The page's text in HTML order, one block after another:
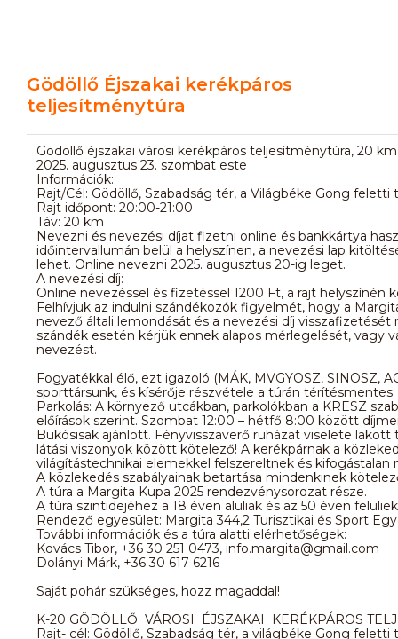
Gödöllő Éjszakai kerékpáros
teljesítménytúra
Gödöllő éjszakai városi kerékpáros teljesítménytúra, 20 km
2025. augusztus 23. szombat este
Információk:
Rajt/Cél: Gödöllő, Szabadság tér, a Világbéke Gong feletti
Rajt időpont: 20:00-21:00
Táv: 20 km
Nevezni és nevezési díjat fizetni online és bankkártya
időintervallumán belül a helyszínen, a nevezési lap
lehet. Online nevezni 2025. augusztus 20-ig leget.
A nevezési díj:
Online nevezéssel és fizetéssel 1200 Ft, a rajt helyszínén
Felhívjuk az indulni szándékozók figyelmét, hogy a
nevező általi lemondását és a nevezési díj
szándék esetén kérjük ennek alapos mérlegelését, vagy
nevezést.
Fogyatékkal élő, ezt igazoló (MÁK, MVGYOSZ, SINOSZ,
sporttársunk, és kísérője részvétele a túrán térítésmentes.
Parkolás: A környező utcákban, parkolókban a KRESZ
előírások szerint. Szombat 12:00 – hétfő 8:00 között
Bukósisak ajánlott. Fényvisszaverő ruházat viselete lakott
látási viszonyok között kötelező! A kerékpárnak a
világítástechnikai elemekkel felszereltnek és kifogástalan
A közlekedés szabályainak betartása mindenkinek
A túra a Margita Kupa 2025 rendezvénysorozat része.
A túra szintidejéhez a 18 éven aluliak és az 50 éven
Rendező egyesület: Margita 344,2 Turisztikai és Sport
További információk és a túra alatti elérhetőségek:
Kovács Tibor, +36 30 251 0473, info.margita@gmail.com
Dolányi Márk, +36 30 617 6216
Saját pohár szükséges, hozz magaddal!
K-20 GÖDÖLLŐ VÁROSI ÉJSZAKAI KERÉKPÁROS
Rajt- cél: Gödöllő, Szabadság tér, a világbéke Gong feletti